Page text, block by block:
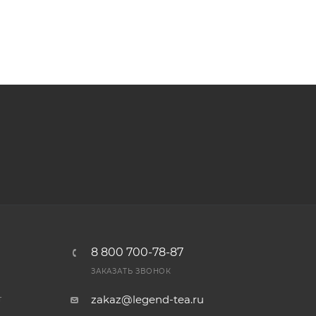
8 800 700-78-87
ЗАКАЗАТЬ ЗВОНОК
zakaz@legend-tea.ru